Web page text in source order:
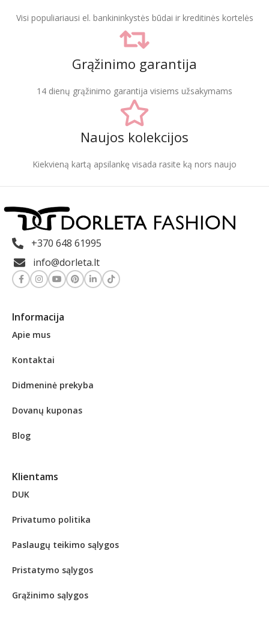
Visi populiariausi el. bankininkystės būdai ir kreditinės kortelės
Grąžinimo garantija
14 dienų grąžinimo garantija visiems užsakymams
Naujos kolekcijos
Kiekvieną kartą apsilankę visada rasite ką nors naujo
+370 648 61995
info@dorleta.lt
Informacija
Apie mus
Kontaktai
Didmeninė prekyba
Dovanų kuponas
Blog
Klientams
DUK
Privatumo politika
Paslaugų teikimo sąlygos
Pristatymo sąlygos
Grąžinimo sąlygos